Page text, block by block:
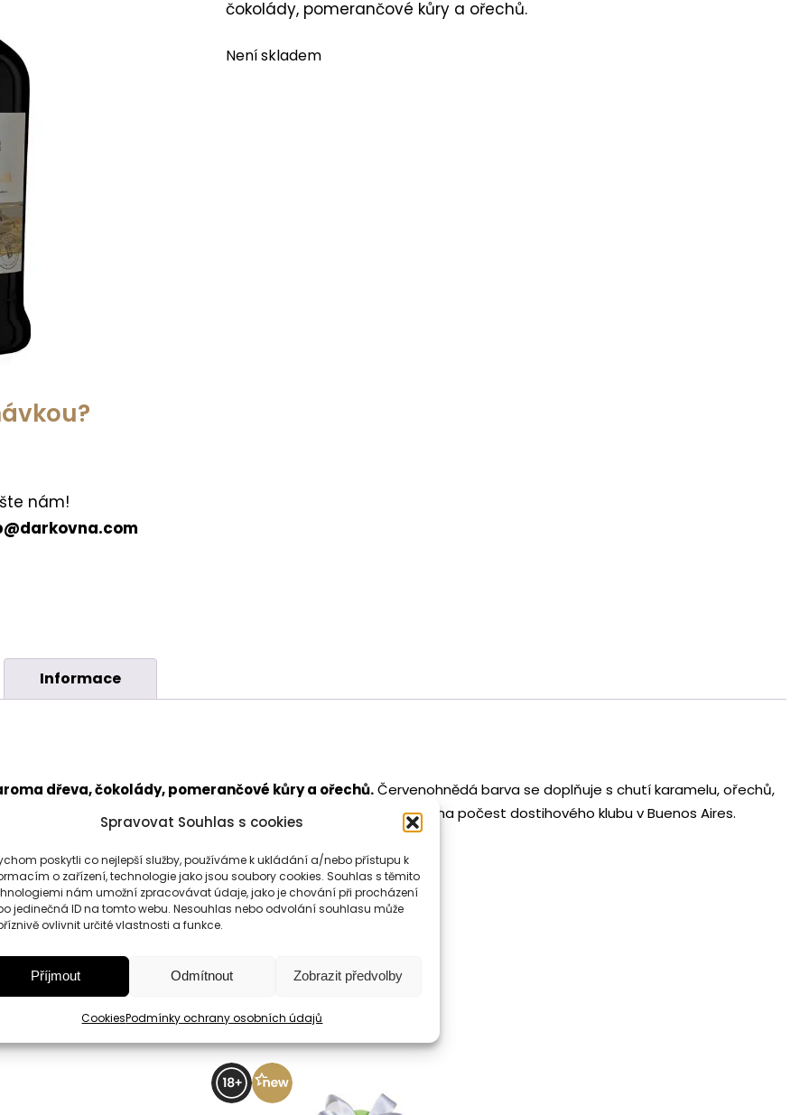
Spravovat Souhlas s cookies
poskytli co nejlepší služby, používáme k ukládání a/nebo přístupu k
o zařízení, technologie jako jsou soubory cookies. Souhlas s těmito
nám umožní zpracovávat údaje, jako je chování při procházení
jedinečná ID na tomto webu. Nesouhlas nebo odvolání souhlasu může
ovlivnit určité vlastnosti a funkce.
Příjmout Odmítnout Zobrazit předvolby
CookiesPodmínky ochrany osobních údajů
nám!
čokolády, pomerančové kůry a ořechů.
Není skladem
Informace
dřeva, čokolády, pomerančové kůry a ořechů.Červenohnědá barva se doplňuje s chutí karamelu, ořechů,
litrů) s přístupem vzduchu.Délka zrání je 7 let. Název vznikl na počest dostihového klubu v Buenos Aires.
Podobné produkty